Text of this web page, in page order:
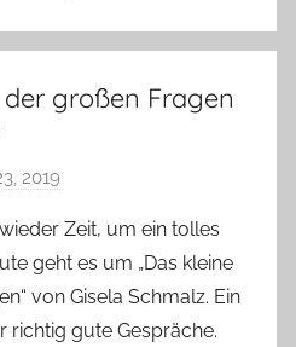
großen Fragen
2019
n
Y
v
o
Zeit, um ein tolles
geht es um „Das kleine
von Gisela Schmalz. Ein
richtig gute Gespräche.